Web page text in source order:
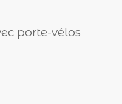
porte-vélos